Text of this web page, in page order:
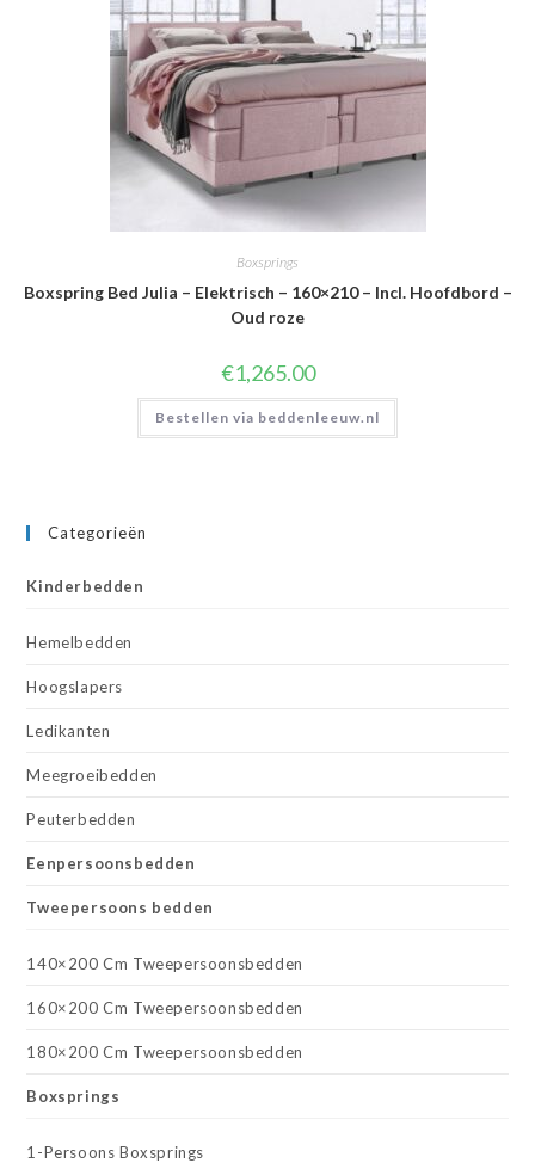
Boxsprings
Boxspring Bed Julia – Elektrisch – 160×210 – Incl. Hoofdbord –
Oud roze
€1,265.00
Bestellen via beddenleeuw.nl
Categorieën
Kinderbedden
Hemelbedden
Hoogslapers
Ledikanten
Meegroeibedden
Peuterbedden
Eenpersoonsbedden
Tweepersoons bedden
140×200 Cm Tweepersoonsbedden
160×200 Cm Tweepersoonsbedden
180×200 Cm Tweepersoonsbedden
Boxsprings
1-Persoons Boxsprings